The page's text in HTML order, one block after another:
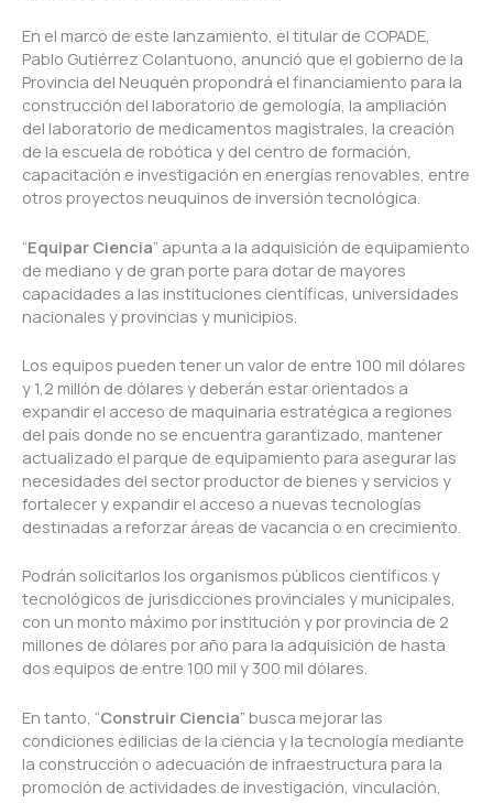
En el marco de este lanzamiento, el titular de COPADE,
Pablo Gutiérrez Colantuono, anunció que el gobierno de la
Provincia del Neuquén propondrá el financiamiento para la
construcción del laboratorio de gemología, la ampliación
del laboratorio de medicamentos magistrales, la creación
de la escuela de robótica y del centro de formación,
capacitación e investigación en energías renovables, entre
otros proyectos neuquinos de inversión tecnológica.
“Equipar Ciencia” apunta a la adquisición de equipamiento
de mediano y de gran porte para dotar de mayores
capacidades a las instituciones científicas, universidades
nacionales y provincias y municipios.
Los equipos pueden tener un valor de entre 100 mil dólares
y 1,2 millón de dólares y deberán estar orientados a
expandir el acceso de maquinaria estratégica a regiones
del país donde no se encuentra garantizado, mantener
actualizado el parque de equipamiento para asegurar las
necesidades del sector productor de bienes y servicios y
fortalecer y expandir el acceso a nuevas tecnologías
destinadas a reforzar áreas de vacancia o en crecimiento.
Podrán solicitarlos los organismos públicos científicos y
tecnológicos de jurisdicciones provinciales y municipales,
con un monto máximo por institución y por provincia de 2
millones de dólares por año para la adquisición de hasta
dos equipos de entre 100 mil y 300 mil dólares.
En tanto, “Construir Ciencia” busca mejorar las
condiciones edilicias de la ciencia y la tecnología mediante
la construcción o adecuación de infraestructura para la
promoción de actividades de investigación, vinculación,